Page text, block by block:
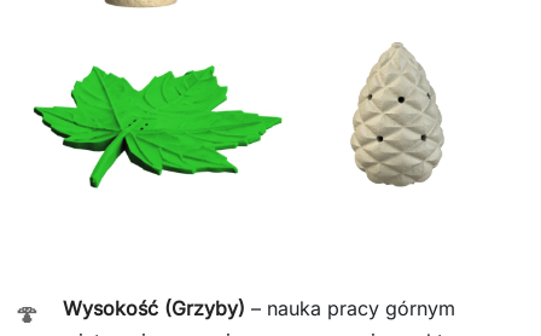
🍄 Wysokość (Grzyby) – nauka pracy górnym